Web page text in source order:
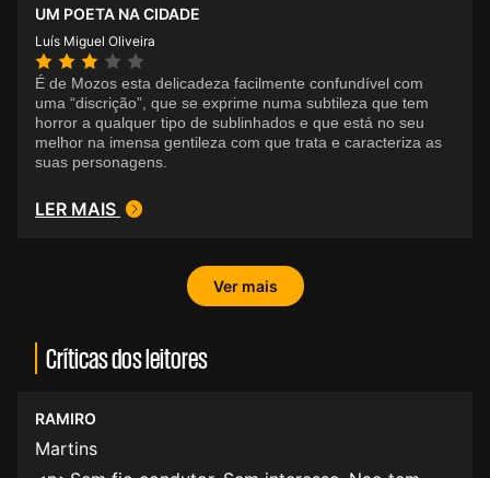
UM POETA NA CIDADE
Luís Miguel Oliveira
É de Mozos esta delicadeza facilmente confundível com
uma “discrição”, que se exprime numa subtileza que tem
horror a qualquer tipo de sublinhados e que está no seu
melhor na imensa gentileza com que trata e caracteriza as
suas personagens.
LER MAIS
Ver mais
Críticas dos leitores
RAMIRO
Martins